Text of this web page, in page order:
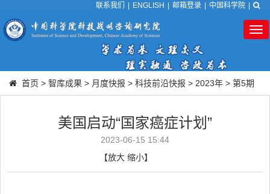
联系我们 ENGLISH 邮箱登录 中国科学院
首页 > 智库成果 > 月度快报 > 科技前沿快报 > 2023年 > 第5期
美国启动“国家癌症计划”
2023-06-15 15:44
【放大 缩小】